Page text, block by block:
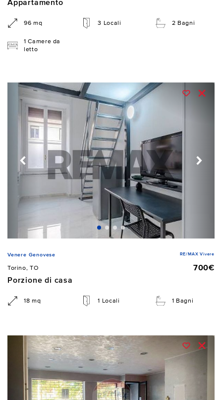
Appartamento
96 mq 3 Locali 2 Bagni
1 Camere da
letto
Venere Genovese RE/MAX Vivere
Torino, TO
700€
Porzione di casa
18 mq 1 Locali 1 Bagni